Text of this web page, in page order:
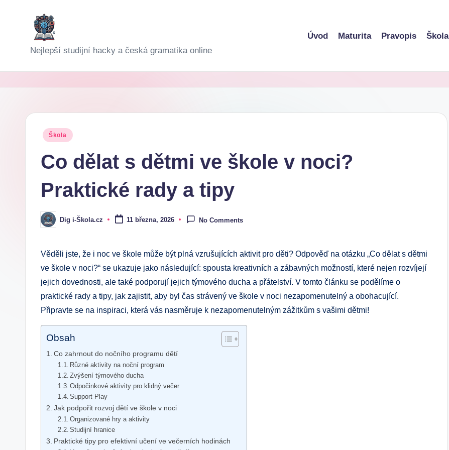
D
i
i-
Nejlepší studijní hacky a česká gramatika online
Úvod Maturita Pravopis Škola
Posted
Škola
Co dělat s dětmi ve škole v noci?
Praktické rady a tipy
Posted
by
Dig i-Škola.cz 11 března, 2026 No Comments
Věděli jste, že i noc ve škole může být plná vzrušujících aktivit pro děti? Odpověď na otázku „Co dělat s dětmi
ve škole v noci?“ se ukazuje jako následující: spousta kreativních a zábavných možností, které nejen rozvíjejí
jejich dovednosti, ale také podporují jejich týmového ducha a přátelství. V tomto článku se podělíme o
praktické rady a tipy, jak zajistit, aby byl čas strávený ve škole v noci nezapomenutelný a obohacující.
Připravte se na inspiraci, která vás nasměruje k nezapomenutelným zážitkům s vašimi dětmi!
Obsah
Co zahrnout do nočního programu dětí
Různé aktivity na noční program
Zvýšení týmového ducha
Odpočinkové aktivity pro klidný večer
Support Play
Jak podpořit rozvoj dětí ve škole v noci
Organizované hry a aktivity
Studijní hranice
Praktické tipy pro efektivní učení ve večerních hodinách